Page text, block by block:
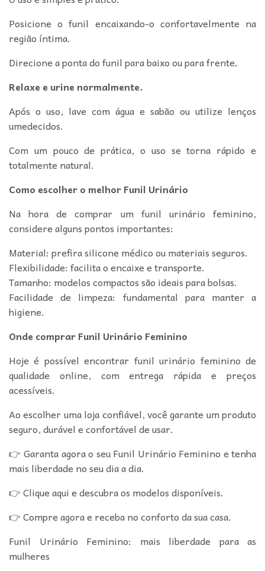
Posicione o funil encaixando-o confortavelmente na
região íntima.
Direcione a ponta do funil para baixo ou para frente.
Relaxe e urine normalmente.
Após o uso, lave com água e sabão ou utilize lenços
umedecidos.
Com um pouco de prática, o uso se torna rápido e
totalmente natural.
Como escolher o melhor Funil Urinário
Na hora de comprar um funil urinário feminino,
considere alguns pontos importantes:
Material: prefira silicone médico ou materiais seguros.
Flexibilidade: facilita o encaixe e transporte.
Tamanho: modelos compactos são ideais para bolsas.
Facilidade de limpeza: fundamental para manter a
higiene.
Onde comprar Funil Urinário Feminino
Hoje é possível encontrar funil urinário feminino de
qualidade online, com entrega rápida e preços
acessíveis.
Ao escolher uma loja confiável, você garante um produto
seguro, durável e confortável de usar.
👉 Garanta agora o seu Funil Urinário Feminino e tenha
mais liberdade no seu dia a dia.
👉 Clique aqui e descubra os modelos disponíveis.
👉 Compre agora e receba no conforto da sua casa.
Funil Urinário Feminino: mais liberdade para as
mulheres